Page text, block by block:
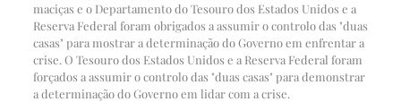
maciças e o Departamento do Tesouro dos Estados Unidos e a
Reserva Federal foram obrigados a assumir o controlo das "duas
casas" para mostrar a determinação do Governo em enfrentar a
crise. O Tesouro dos Estados Unidos e a Reserva Federal foram
forçados a assumir o controlo das "duas casas" para demonstrar
a determinação do Governo em lidar com a crise.